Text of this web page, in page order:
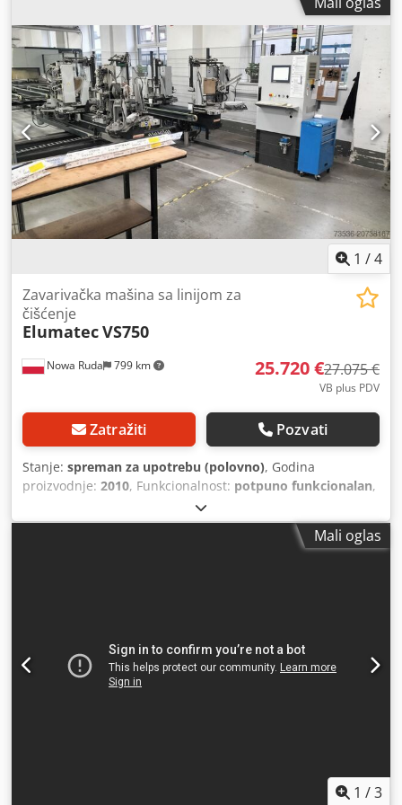
kW Struja: 2 A Brzina vretena: 10.000 obrtaja u minuti
Težina: cca 125 kg Oprema / Karakteristike: Pneumatsko
pričvršćivanje materijala (ležaljke) Ručna kontrola putem
ručice Potporni profil / valjkasta vodilica Mašina je u vrlo
dobrom stanju, kako estetski, tako i tehnički, i odmah je
spremna za upotrebu. Dsdpfszpziisx Aa Hswa
1 /4
Nowa Ruda 799 km
Zavarivačka mašina sa linijom za
čišćenje
ElumatecVS750
25.720 €27.075 €
VB plus PDV
Zatražiti Pozvati
Stanje: spreman za upotrebu (polovno), Godina
proizvodnje: 2010, Funkcionalnost: potpuno funkcionalan,
, Četvoroglava zavarivačka
Elumatec VS 750 sa CNC četvoroosnom linijom za čišćenje
EV850. Zavarivačka i čistačica su trenutno programirani
Zavarivačka poseduje touch panel baziran na Windows XP
operativnom sistemu Čistačica takođe ima svoj upravljački
panel Online veza između zavarivačke i čistačice Nakon
Mali oglas
1 /3